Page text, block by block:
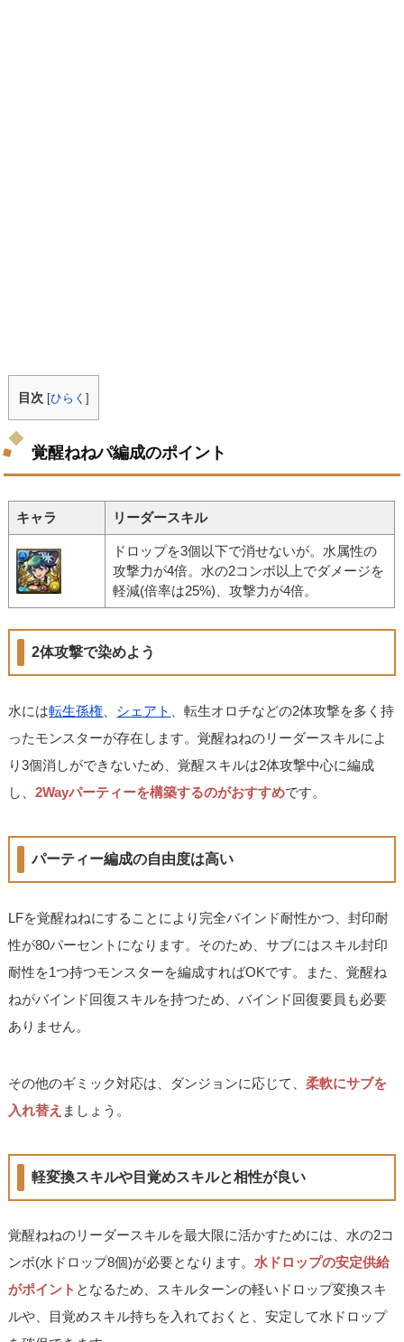
目次 [ひらく]
覚醒ねねパ編成のポイント
キャラ リーダースキル
ドロップを3個以下で消せないが。水属性の
攻撃力が4倍。水の2コンボ以上でダメージを
軽減(倍率は25%)、攻撃力が4倍。
2体攻撃で染めよう
水には転生孫権 シェアト
、転生オロチなどの2体攻撃を多く持
ったモンスターが存在します。覚醒ねねのリーダースキルによ
り3個消しができないため、覚醒スキルは2体攻撃中心に編成
し、2Wayパーティーを構築するのがおすすめです。
パーティー編成の自由度は高い
LFを覚醒ねねにすることにより完全バインド耐性かつ、封印耐
性が80パーセントになります。そのため、サブにはスキル封印
耐性を1つ持つモンスターを編成すればOKです。また、覚醒ね
ねがバインド回復スキルを持つため、バインド回復要員も必要
ありません。
その他のギミック対応は、ダンジョンに応じて、柔軟にサブを
入れ替え ましょう。
軽変換スキルや目覚めスキルと相性が良い
覚醒ねねのリーダースキルを最大限に活かすためには、水の2コ
ンボ(水ドロップ8個)が必要となります。 水ドロップの安定供給
がポイント となるため、スキルターンの軽いドロップ変換スキ
ルや、目覚めスキル持ちを入れておくと、安定して水ドロップ